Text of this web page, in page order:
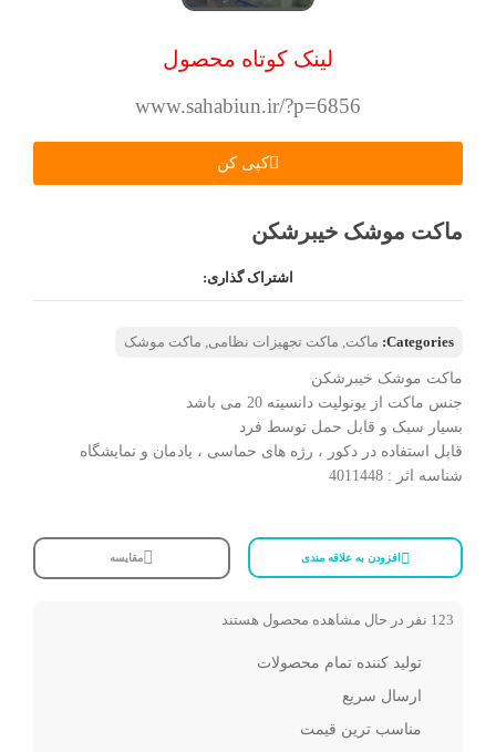
لینک کوتاه محصول
www.sahabiun.ir/?p=6856
کپی کن
ماکت موشک خیبرشکن
اشتراک گذاری:
Categories: ماکت, ماکت تجهیزات نظامی, ماکت موشک
ماکت موشک خیبرشکن
جنس ماکت از یونولیت دانسیته 20 می باشد
بسیار سبک و قابل حمل توسط فرد
قابل استفاده در دکور ، رژه های حماسی ، یادمان و نمایشگاه
شناسه اثر : 4011448
افزودن به علاقه مندی مقایسه
123 نفر در حال مشاهده محصول هستند
تولید کننده تمام محصولات
ارسال سریع
مناسب ترین قیمت